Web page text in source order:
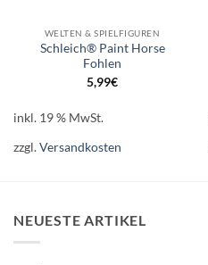
WELTEN & SPIELFIGUREN
Schleich® Paint Horse
Fohlen
5,99€
inkl. 19 % MwSt.
zzgl.Versandkosten
NEUESTE ARTIKEL